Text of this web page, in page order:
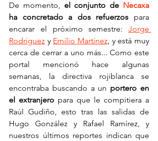
De momento, el conjunto de Necaxa
ha concretado a dos refuerzos para
encarar el próximo semestre: Jorge
Rodríguez y Emilio Martínez, y está muy
cerca de cerrar a uno más... Como este
portal mencionó hace algunas
semanas, la directiva rojiblanca se
encontraba buscando a un portero en
el extranjero para que le compitiera a
Raúl Gudiño, esto tras las salidas de
Hugo González y Rafael Ramírez, y
nuestros últimos reportes indican que